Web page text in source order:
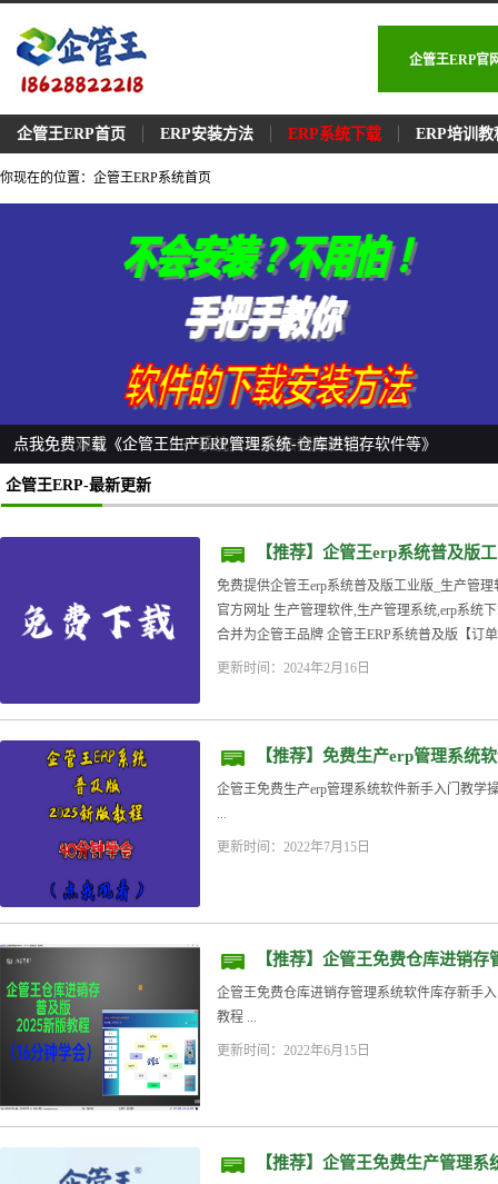
企管王ERP官
企管王ERP首页 ERP安装方法 ERP系统下载 ERP培训教
你现在的位置：企管王ERP系统首页
点我免费学习《企管王ERP软件安装-方法步骤》
点我免费观看《企管王ERP系统真人实操-视频教程》
点我免费下载《企管王生产ERP管理系统-仓库进销存软件等》
企管王ERP-最新更新
【推荐】企管王erp系统普及版
免费版下载安装
免费提供企管王erp系统普及版工业版_生产管
官方网址 生产管理软件,生产管理系统,erp系统
合并为企管王品牌 企管王ERP系统普及版【订
更新时间：2024年2月16日
【推荐】免费生产erp管理系统
企管王免费生产erp管理系统软件新手入门教学
...
更新时间：2022年7月15日
【推荐】企管王免费仓库进销
2025年新版
企管王免费仓库进销存管理系统软件库存新手
教程 ...
更新时间：2022年6月15日
【推荐】企管王免费生产管理